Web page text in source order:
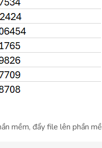
mềm, đẩy file lên phần